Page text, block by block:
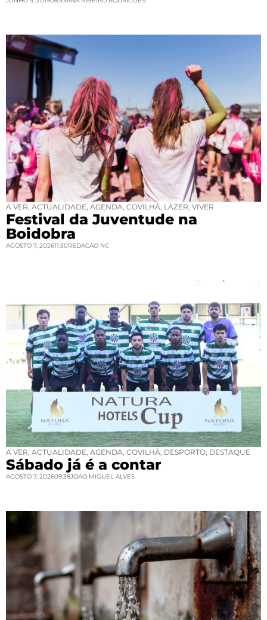
A VER ACTUALIDADE AGENDA COVILHÃ LAZER VIVER
Festival da Juventude na
Boidobra
AGOSTO 7, 202611:50REDACAO NC
A VER ACTUALIDADE AGENDA COVILHÃ DESPORTO DESTAQUE
Sábado já é a contar
AGOSTO 7, 202609:38JOAO MIGUEL ALVES